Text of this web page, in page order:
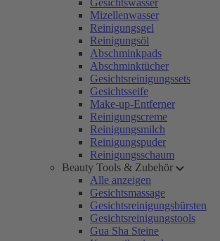
Gesichtswasser
Mizellenwasser
Reinigungsgel
Reinigungsöl
Abschminkpads
Abschminktücher
Gesichtsreinigungssets
Gesichtsseife
Make-up-Entferner
Reinigungscreme
Reinigungsmilch
Reinigungspuder
Reinigungsschaum
Beauty Tools & Zubehör
Alle anzeigen
Gesichtsmassage
Gesichtsreinigungsbürsten
Gesichtsreinigungstools
Gua Sha Steine